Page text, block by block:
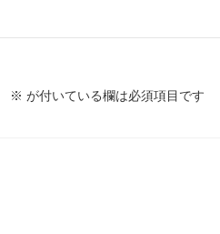
※ が付いている欄は必須項目です